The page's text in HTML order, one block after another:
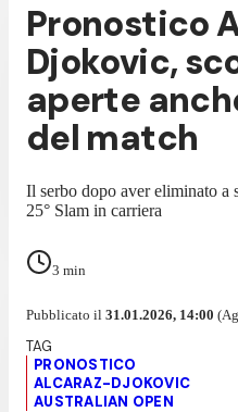
Pronostico
Djokovic,
aperte
del match
Il serbo dopo aver eliminato a
25° Slam in carriera
3 min
Pubblicato il 31.01.2026, 14:00
PRONOSTICO
ALCARAZ-DJOKOVIC
AUSTRALIAN OPEN